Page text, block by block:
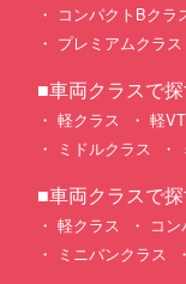
コンパクトBクラ
プレミアムクラス
■車両クラスで
軽クラス 軽
ミドルクラス
■車両クラスで
軽クラス コ
ミニバンクラス